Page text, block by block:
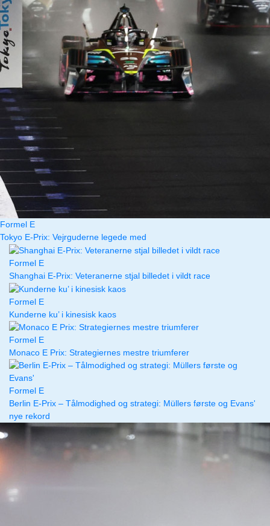
Formel E
Tokyo E-Prix: Vejrguderne legede med
Formel E
Shanghai E-Prix: Veteranerne stjal billedet i vildt race
Formel E
Kunderne ku’ i kinesisk kaos
Formel E
Monaco E Prix: Strategiernes mestre triumferer
Formel E
Berlin E-Prix – Tålmodighed og strategi: Müllers første og Evans'
nye rekord